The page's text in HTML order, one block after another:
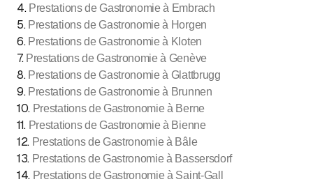
4. Prestations de Gastronomie à Embrach
5. Prestations de Gastronomie à Horgen
6. Prestations de Gastronomie à Kloten
7. Prestations de Gastronomie à Genève
8. Prestations de Gastronomie à Glattbrugg
9. Prestations de Gastronomie à Brunnen
10. Prestations de Gastronomie à Berne
11. Prestations de Gastronomie à Bienne
12. Prestations de Gastronomie à Bâle
13. Prestations de Gastronomie à Bassersdorf
14. Prestations de Gastronomie à Saint-Gall